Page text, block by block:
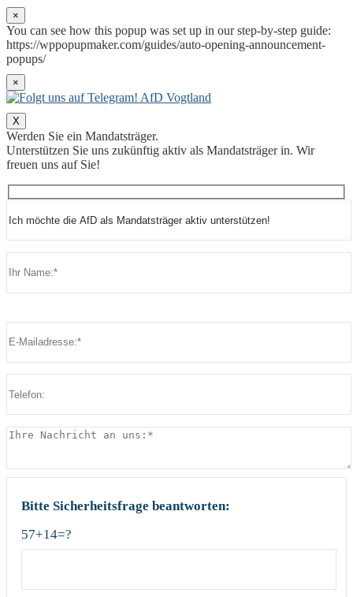
×
You can see how this popup was set up in our step-by-step guide:
https://wppopupmaker.com/guides/auto-opening-announcement-
popups/
×
X
Werden Sie ein Mandatsträger.
Unterstützen Sie uns zukünftig aktiv als Mandatsträger in. Wir
freuen uns auf Sie!
Bitte lasse dieses Feld leer.
Bitte Sicherheitsfrage beantworten:
57+14=?